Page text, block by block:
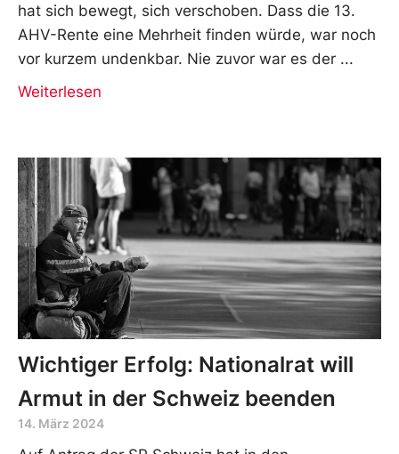
hat sich bewegt, sich verschoben. Dass die 13.
AHV-Rente eine Mehrheit finden würde, war noch
vor kurzem undenkbar. Nie zuvor war es der
Weiterlesen
Wichtiger Erfolg: Nationalrat will
Armut in der Schweiz beenden
14. März 2024